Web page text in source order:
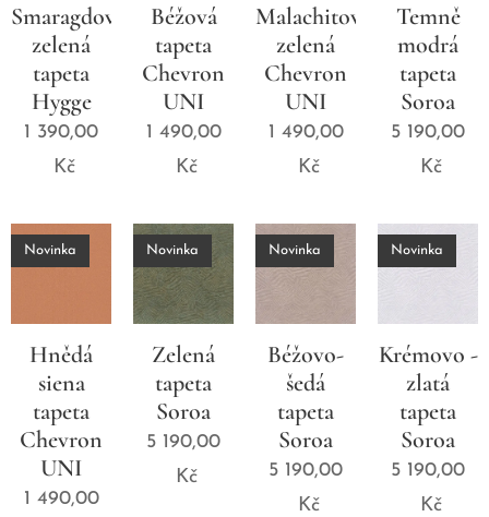
Smaragdově-
zelená
tapeta
Hygge
1 390,00
Kč
Béžová
tapeta
Chevron
UNI
1 490,00
Kč
Malachitová
zelená
Chevron
UNI
1 490,00
Kč
Temně
modrá
tapeta
Soroa
5 190,00
Kč
Hnědá
siena
tapeta
Chevron
UNI
Novinka
1 490,00
Zelená
tapeta
Soroa
Novinka
5 190,00
Kč
Béžovo-
šedá
tapeta
Soroa
Novinka
5 190,00
Kč
Krémovo -
zlatá
tapeta
Soroa
Novinka
5 190,00
Kč